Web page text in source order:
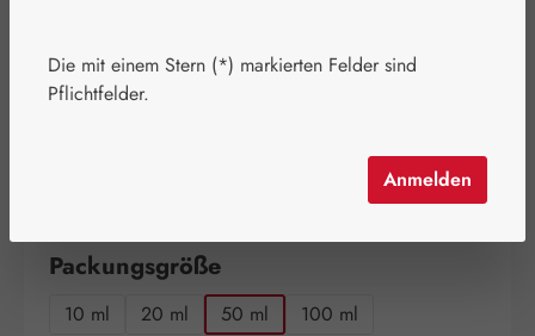
44,60 €
Inhalt: 0.05 Liter (892,00 € / 1 Liter)
Preise inkl. MwSt. zzgl. Versandkosten
Schnell zuschlagen! Es sind nur noch wenige Artikel
Packungsgrößeauswählen
10 ml 20 ml 50 ml 100 ml
Die mit einem Stern (*) markierten Felder sind
Pflichtfelder.
Anmelden